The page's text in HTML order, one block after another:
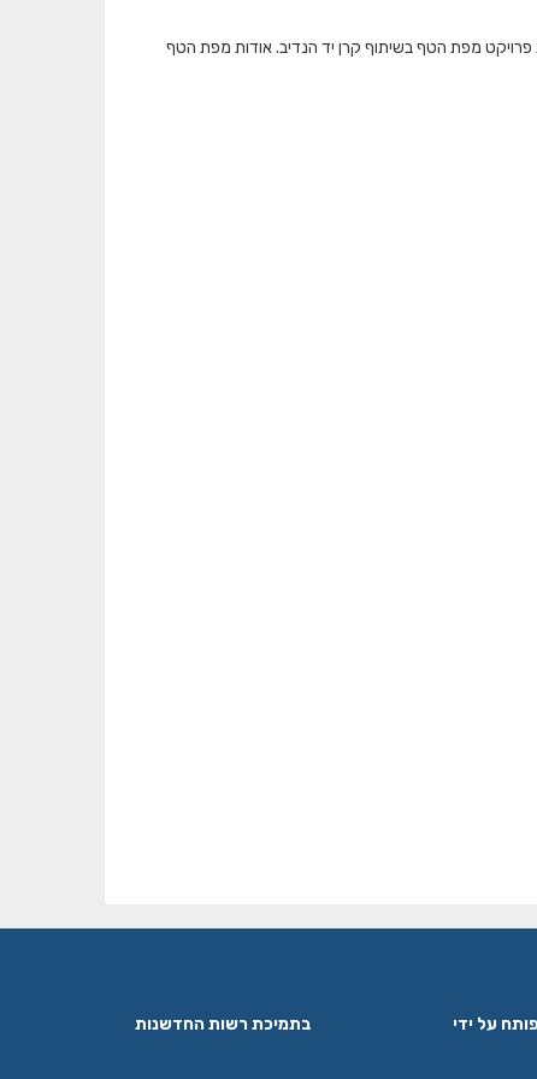
פותח על ידי בתמיכת רשות החדשנות